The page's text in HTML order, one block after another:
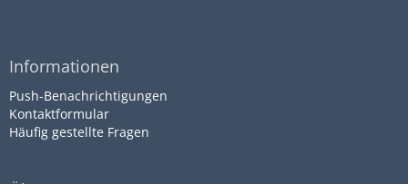
Informationen
Push-Benachrichtigungen
Kontaktformular
Häufig gestellte Fragen